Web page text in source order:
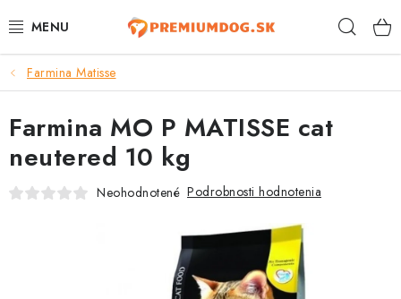
na
TOP 100 PRODUKTOV
NOVINKY
AKCIE
Farmina Matisse
Farmina MO P MATISSE cat
neutered 10 kg
Neohodnotené Podrobnosti hodnotenia